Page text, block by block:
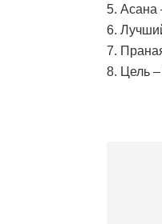
5. Асана
6.
7.
8. Цель